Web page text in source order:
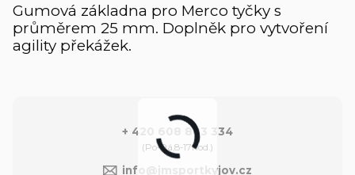
Gumová základna pro Merco tyčky s
průměrem 25 mm. Doplněk pro vytvoření
agility překážek.
+ 420 608 883 334
(Po-Pá,8-17hod.)
info@jmsportkyjov.cz